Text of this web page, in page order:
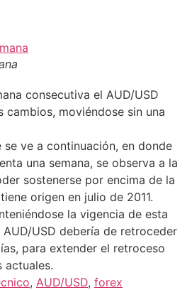
consecutiva el AUD/USD
cambios, moviéndose sin una
se ve a continuación, en donde
una semana, se observa a la
sostenerse por encima de la
origen en julio de 2011.
la vigencia de esta
USD debería de retroceder
para extender el retroceso
actuales.
, AUD/USD, forex